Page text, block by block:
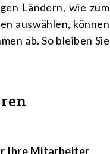
Ländern, wie zum
auswählen, können
ab. So bleiben Sie
Ihre Mitarbeiter